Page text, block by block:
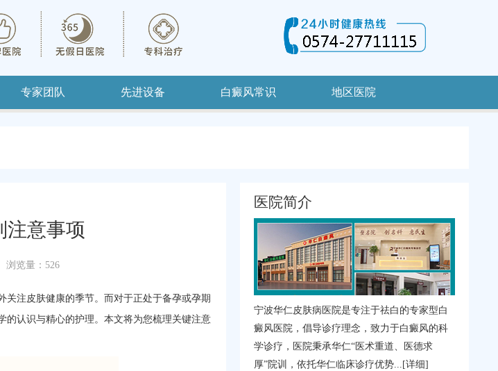
专家团队 先进设备 白癜风常识 地区医院
注意事项
浏览量：526
注皮肤健康的季节。而对于正处于备孕或孕期
的认识与精心的护理。本文将为您梳理关键注意
医院简介
宁波华仁皮肤病医院是专注于祛白的专家型白
癜风医院，倡导诊疗理念，致力于白癜风的科
学诊疗，医院秉承华仁“医术重道、医德求
厚”院训，依托华仁临床诊疗优势... [详细]